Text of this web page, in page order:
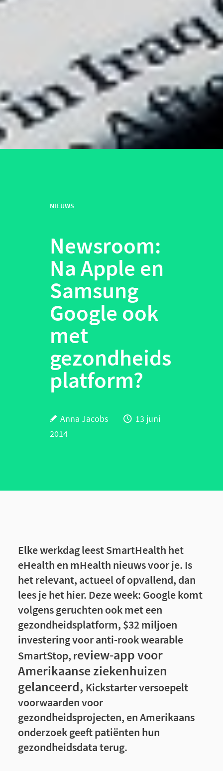
NIEUWS
Newsroom:
Na Apple en
Samsung
Google ook
met
gezondheids
platform?
Anna Jacobs
13 juni
2014
Elke werkdag leest SmartHealth het
eHealth en mHealth nieuws voor je. Is
het relevant, actueel of opvallend, dan
lees je het hier. Deze week: Google komt
volgens geruchten ook met een
gezondheidsplatform, $32 miljoen
investering voor anti-rook wearable
SmartStop, review-app voor
Amerikaanse ziekenhuizen
gelanceerd, Kickstarter versoepelt
voorwaarden voor
gezondheidsprojecten, en Amerikaans
onderzoek geeft patiënten hun
gezondheidsdata terug.